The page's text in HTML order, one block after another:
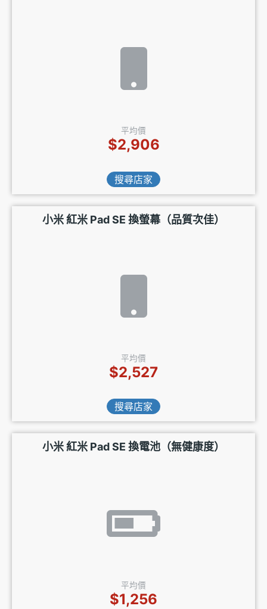
平均價
$2,906
搜尋店家
小米 紅米 Pad SE 換螢幕（品質次佳）
平均價
$2,527
搜尋店家
小米 紅米 Pad SE 換電池（無健康度）
平均價
$1,256